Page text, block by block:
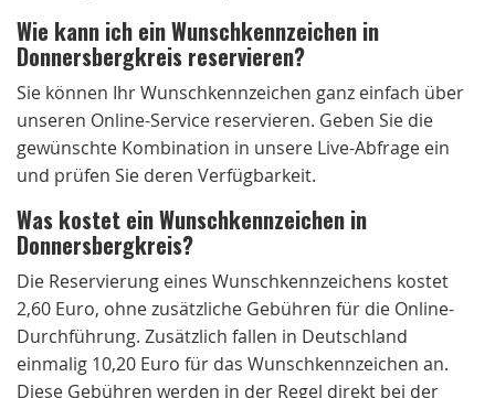
Wie kann ich ein Wunschkennzeichen in
Donnersbergkreis reservieren?
Sie können Ihr Wunschkennzeichen ganz einfach über
unseren Online-Service reservieren. Geben Sie die
gewünschte Kombination in unsere Live-Abfrage ein
und prüfen Sie deren Verfügbarkeit.
Was kostet ein Wunschkennzeichen in
Donnersbergkreis?
Die Reservierung eines Wunschkennzeichens kostet
2,60 Euro, ohne zusätzliche Gebühren für die Online-
Durchführung. Zusätzlich fallen in Deutschland
einmalig 10,20 Euro für das Wunschkennzeichen an.
Diese Gebühren werden in der Regel direkt bei der